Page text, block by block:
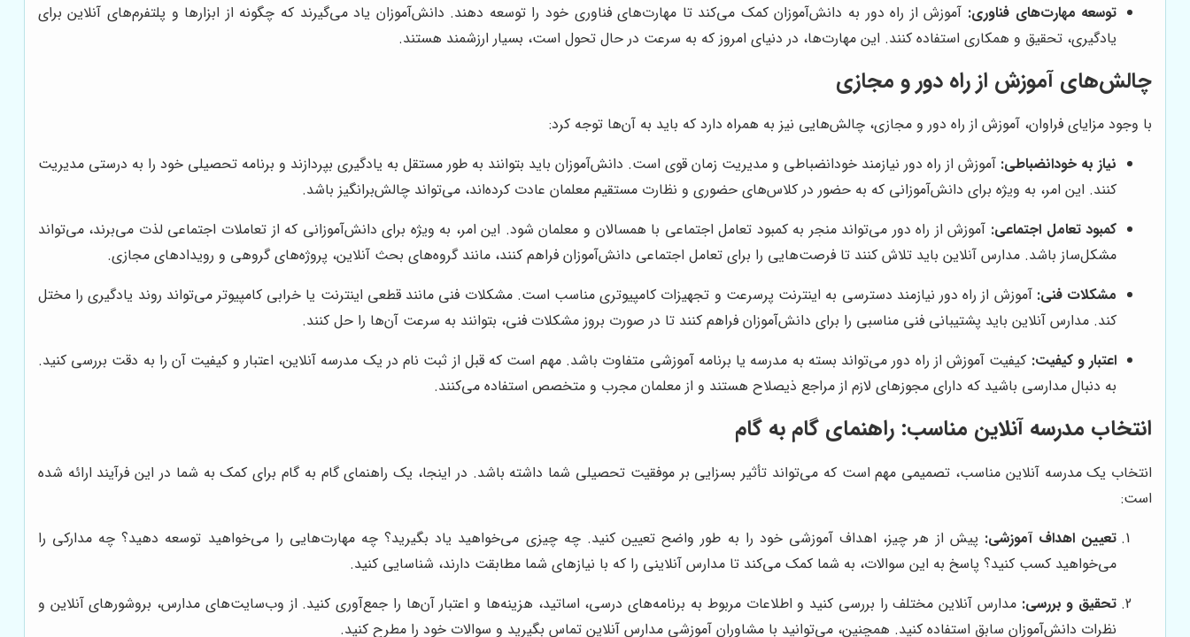
توسعه مهارت‌های فناوری: آموزش از راه دور به دانش‌آموزان کمک می‌کند تا مهارت‌های فناوری خود را توسعه دهند. دانش‌آموزان یاد می‌گیرند که چگونه از ابزارها و پلتفرم‌های آنلاین برای
یادگیری، تحقیق و همکاری استفاده کنند. این مهارت‌ها، در دنیای امروز که به سرعت در حال تحول است، بسیار ارزشمند هستند.
چالش‌های آموزش از راه دور و مجازی
با وجود مزایای فراوان، آموزش از راه دور و مجازی، چالش‌هایی نیز به همراه دارد که باید به آن‌ها توجه کرد:
نیاز به خودانضباطی: آموزش از راه دور نیازمند خودانضباطی و مدیریت زمان قوی است. دانش‌آموزان باید بتوانند به طور مستقل به یادگیری بپردازند و برنامه تحصیلی خود را به درستی مدیریت
کنند. این امر، به ویژه برای دانش‌آموزانی که به حضور در کلاس‌های حضوری و نظارت مستقیم معلمان عادت کرده‌اند، می‌تواند چالش‌برانگیز باشد.
کمبود تعامل اجتماعی: آموزش از راه دور می‌تواند منجر به کمبود تعامل اجتماعی با همسالان و معلمان شود. این امر، به ویژه برای دانش‌آموزانی که از تعاملات اجتماعی لذت می‌برند، می‌تواند
مشکل‌ساز باشد. مدارس آنلاین باید تلاش کنند تا فرصت‌هایی را برای تعامل اجتماعی دانش‌آموزان فراهم کنند، مانند گروه‌های بحث آنلاین، پروژه‌های گروهی و رویدادهای مجازی.
مشکلات فنی: آموزش از راه دور نیازمند دسترسی به اینترنت پرسرعت و تجهیزات کامپیوتری مناسب است. مشکلات فنی مانند قطعی اینترنت یا خرابی کامپیوتر می‌تواند روند یادگیری را مختل
کند. مدارس آنلاین باید پشتیبانی فنی مناسبی را برای دانش‌آموزان فراهم کنند تا در صورت بروز مشکلات فنی، بتوانند به سرعت آن‌ها را حل کنند.
اعتبار و کیفیت: کیفیت آموزش از راه دور می‌تواند بسته به مدرسه یا برنامه آموزشی متفاوت باشد. مهم است که قبل از ثبت نام در یک مدرسه آنلاین، اعتبار و کیفیت آن را به دقت بررسی کنید.
به دنبال مدارسی باشید که دارای مجوزهای لازم از مراجع ذیصلاح هستند و از معلمان مجرب و متخصص استفاده می‌کنند.
انتخاب مدرسه آنلاین مناسب: راهنمای گام به گام
انتخاب یک مدرسه آنلاین مناسب، تصمیمی مهم است که می‌تواند تأثیر بسزایی بر موفقیت تحصیلی شما داشته باشد. در اینجا، یک راهنمای گام به گام برای کمک به شما در این فرآیند ارائه شده
است:
تعیین اهداف آموزشی: پیش از هر چیز، اهداف آموزشی خود را به طور واضح تعیین کنید. چه چیزی می‌خواهید یاد بگیرید؟ چه مهارت‌هایی را می‌خواهید توسعه دهید؟ چه مدارکی را
می‌خواهید کسب کنید؟ پاسخ به این سوالات، به شما کمک می‌کند تا مدارس آنلاینی را که با نیازهای شما مطابقت دارند، شناسایی کنید.
تحقیق و بررسی: مدارس آنلاین مختلف را بررسی کنید و اطلاعات مربوط به برنامه‌های درسی، اساتید، هزینه‌ها و اعتبار آن‌ها را جمع‌آوری کنید. از وب‌سایت‌های مدارس، بروشورهای آنلاین و
نظرات دانش‌آموزان سابق استفاده کنید. همچنین، می‌توانید با مشاوران آموزشی مدارس آنلاین تماس بگیرید و سوالات خود را مطرح کنید.